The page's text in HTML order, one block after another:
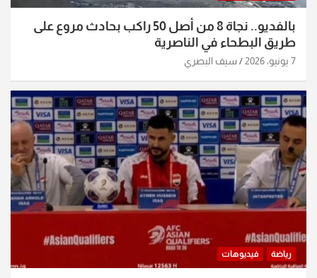
بالفديو.. نجاة 8 من أصل 50 راكب بحادث مروع على
طريق البطحاء في الناصرية
7 يونيو، 2026 سيف البصري
رياضة فيديوهات